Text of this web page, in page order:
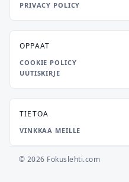
PRIVACY POLICY
OPPAAT
COOKIE POLICY
UUTISKIRJE
TIETOA
VINKKAA MEILLE
© 2026 Fokuslehti.com